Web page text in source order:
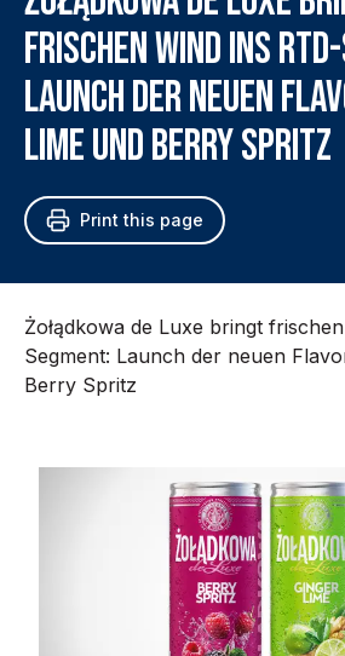
frischen Wind ins
Launch der neuen
Lime und Berry Spritz
Print this page
Żołądkowa de Luxe bringt
Segment: Launch der neuen
Berry Spritz